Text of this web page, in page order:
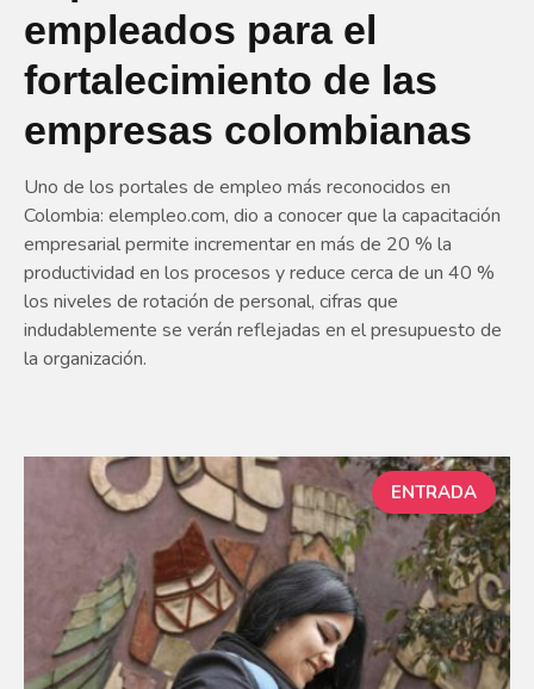
empleados para el
fortalecimiento de las
empresas colombianas
Uno de los portales de empleo más reconocidos en
Colombia: elempleo.com, dio a conocer que la capacitación
empresarial permite incrementar en más de 20 % la
productividad en los procesos y reduce cerca de un 40 %
los niveles de rotación de personal, cifras que
indudablemente se verán reflejadas en el presupuesto de
la organización.
ENTRADA